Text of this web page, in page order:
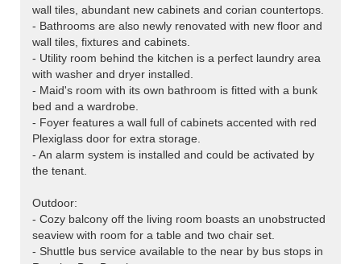
wall tiles, abundant new cabinets and corian countertops.
- Bathrooms are also newly renovated with new floor and
wall tiles, fixtures and cabinets.
- Utility room behind the kitchen is a perfect laundry area
with washer and dryer installed.
- Maid's room with its own bathroom is fitted with a bunk
bed and a wardrobe.
- Foyer features a wall full of cabinets accented with red
Plexiglass door for extra storage.
- An alarm system is installed and could be activated by
the tenant.
Outdoor:
- Cozy balcony off the living room boasts an unobstructed
seaview with room for a table and two chair set.
- Shuttle bus service available to the near by bus stops in